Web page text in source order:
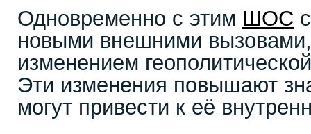
Одновременно с этим ШОС
новыми внешними
изменением
Эти изменения повышают
могут привести к её